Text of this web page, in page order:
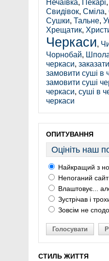
Нечаївка, Пекарі,
Свидівок, Сміла,
Сушки, Тальне,
Хрещатик,
Черкаси,
Чорнобай,
черкаси,
замовити суші в
замовити суші
черкаси, суші в
черкаси
ОПИТУВАННЯ
Оцініть наш
Найкращий з
Непоганий сайт
Влаштовує...
Зустрічав і
Зовсім не
Голосувати
СТИЛЬ ЖИТТЯ